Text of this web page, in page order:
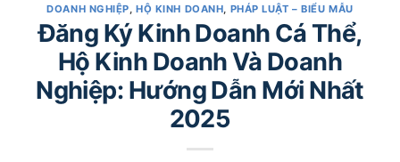
DOANH NGHIỆP,HỘ KINH DOANH, PHÁP LUẬT – BIỂU MẪU
Đăng Ký Kinh Doanh Cá Thể,
Hộ Kinh Doanh Và Doanh
Nghiệp: Hướng Dẫn Mới Nhất
2025